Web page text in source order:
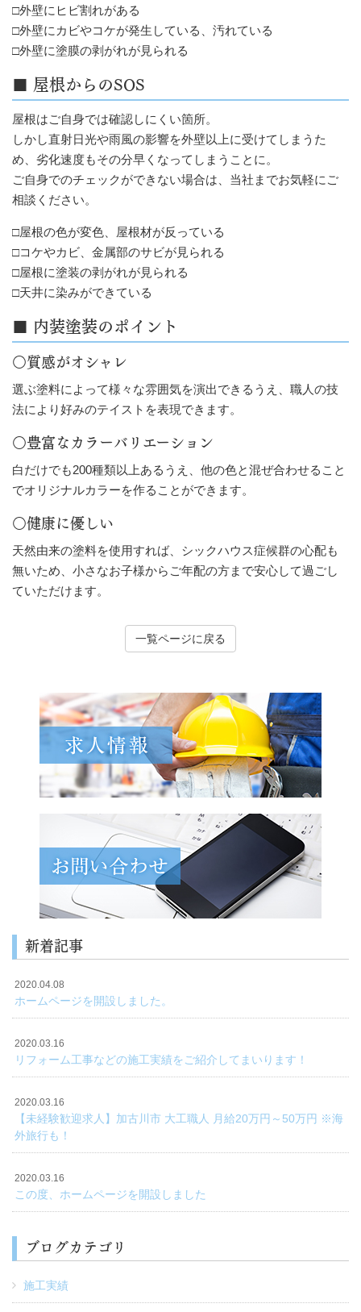
□外壁にヒビ割れがある
□外壁にカビやコケが発生している、汚れている
□外壁に塗膜の剥がれが見られる
■ 屋根からのSOS
屋根はご自身では確認しにくい箇所。
しかし直射日光や雨風の影響を外壁以上に受けてしまうた
め、劣化速度もその分早くなってしまうことに。
ご自身でのチェックができない場合は、当社までお気軽にご
相談ください。
□屋根の色が変色、屋根材が反っている
□コケやカビ、金属部のサビが見られる
□屋根に塗装の剥がれが見られる
□天井に染みができている
■ 内装塗装のポイント
○質感がオシャレ
選ぶ塗料によって様々な雰囲気を演出できるうえ、職人の技
法により好みのテイストを表現できます。
○豊富なカラーバリエーション
白だけでも200種類以上あるうえ、他の色と混ぜ合わせること
でオリジナルカラーを作ることができます。
○健康に優しい
天然由来の塗料を使用すれば、シックハウス症候群の心配も
無いため、小さなお子様からご年配の方まで安心して過ごし
ていただけます。
一覧ページに戻る
新着記事
2020.04.08
ホームページを開設しました。
2020.03.16
リフォーム工事などの施工実績をご紹介してまいります！
2020.03.16
【未経験歓迎求人】加古川市 大工職人 月給20万円～50万円 ※海
外旅行も！
2020.03.16
この度、ホームページを開設しました
ブログカテゴリ
施工実績